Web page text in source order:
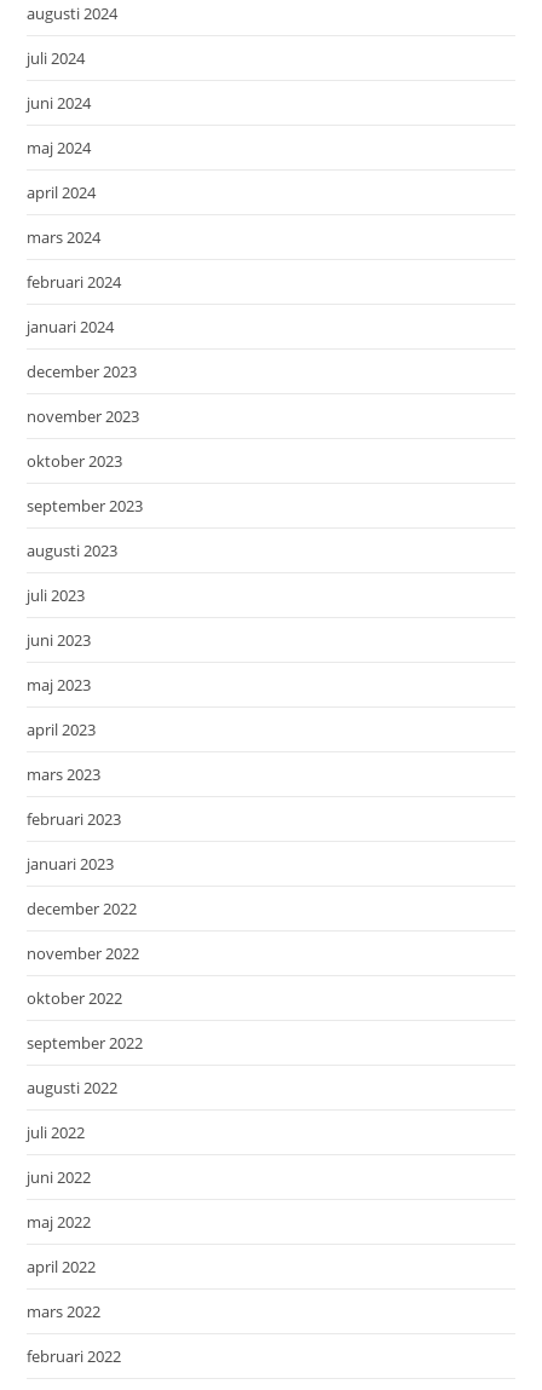
augusti 2024
juli 2024
juni 2024
maj 2024
april 2024
mars 2024
februari 2024
januari 2024
december 2023
november 2023
oktober 2023
september 2023
augusti 2023
juli 2023
juni 2023
maj 2023
april 2023
mars 2023
februari 2023
januari 2023
december 2022
november 2022
oktober 2022
september 2022
augusti 2022
juli 2022
juni 2022
maj 2022
april 2022
mars 2022
februari 2022